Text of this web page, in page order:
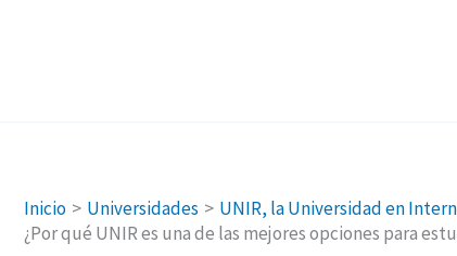
Inicio Universidades
UNIR, la Universidad en
¿Por qué UNIR es una de las mejores opciones para